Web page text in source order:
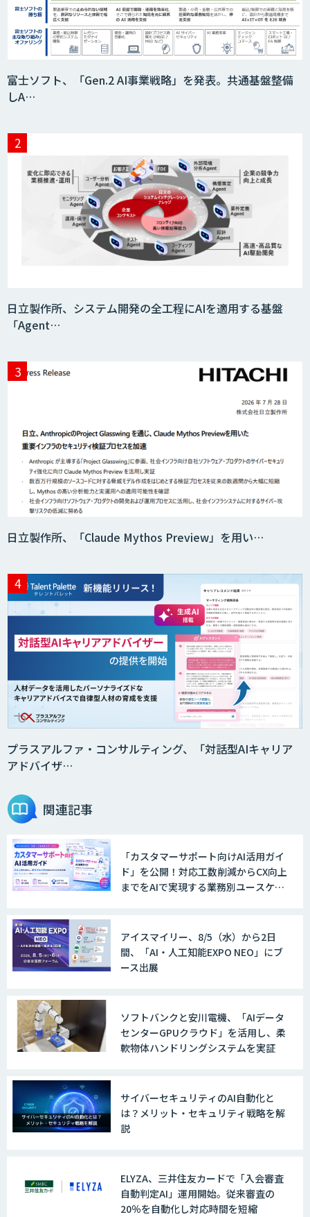
富士ソフト、「Gen.2 AI事業戦略」を発表。共通基盤整備
しA…
日立製作所、システム開発の全工程にAIを適用する基盤
「Agent…
日立製作所、「Claude Mythos Preview」を用い…
プラスアルファ・コンサルティング、「対話型AIキャリア
アドバイザ…
関連記事
「カスタマーサポート向けAI活用ガイ
ド」を公開！対応工数削減からCX向上
までをAIで実現する業務別ユースケー
アイスマイリー、8/5（水）から2日
間、「AI・人工知能EXPO NEO」にブ
ース出展
ソフトバンクと安川電機、「AIデータ
センターGPUクラウド」を活用し、柔
軟物体ハンドリングシステムを実証
サイバーセキュリティのAI自動化と
は？メリット・セキュリティ戦略を解
説
ELYZA、三井住友カードで「入会審査
自動判定AI」運用開始。従来審査の
20％を自動化し対応時間を短縮